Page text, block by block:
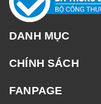
DANH MỤC
CHÍNH SÁCH
FANPAGE